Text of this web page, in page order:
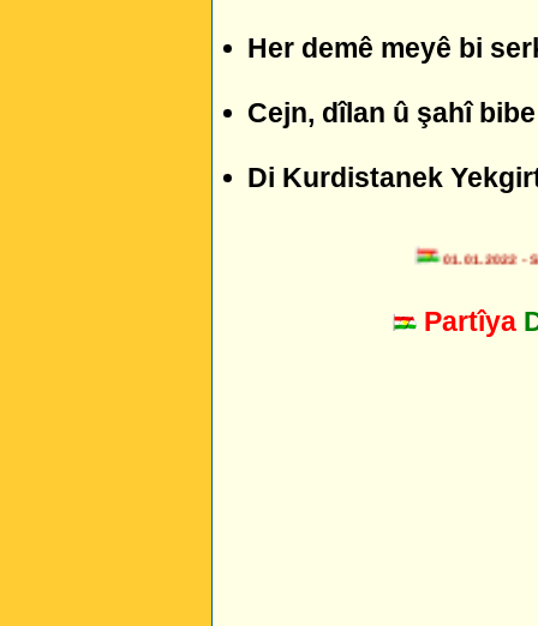
Her demê meyê bi
Cejn, dîlan û şahî
Di Kurdistanek
01.01.2022 -
Partîya